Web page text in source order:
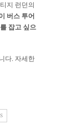
지 런던의
버스 투어
잡고 싶으
다. 자세한